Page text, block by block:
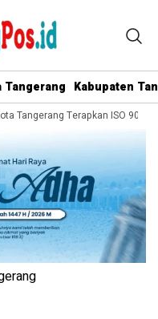
Tangerang Kabupaten
Tangerang Terapkan ISO